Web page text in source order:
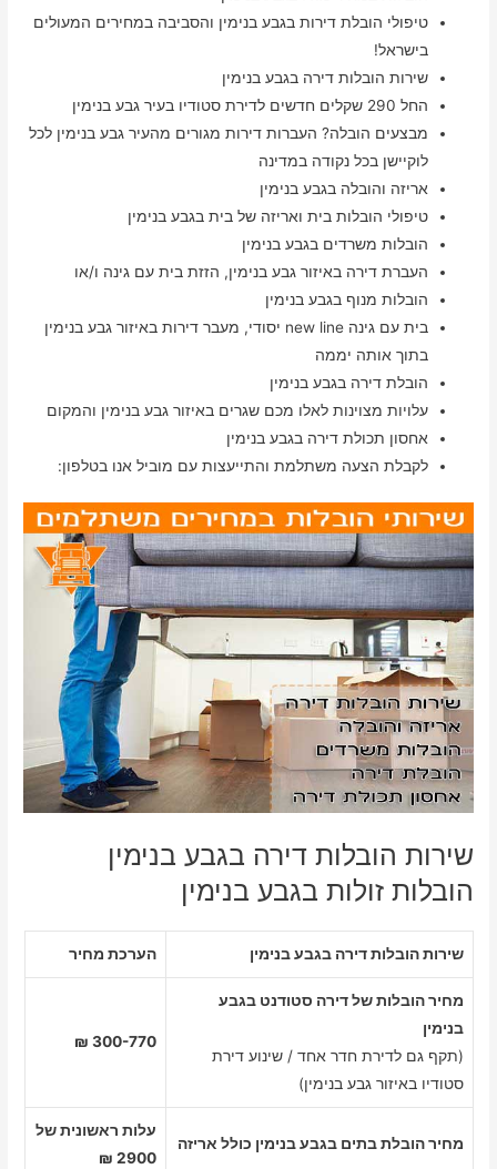
טיפולי הובלת דירות בגבע בנימין והסביבה במחירים המעולים
בישראל!
שירות הובלות דירה בגבע בנימין
החל 290 שקלים חדשים לדירת סטודיו בעיר גבע בנימין
מבצעים הובלה? העברות דירות מגורים מהעיר גבע בנימין לכל
לוקיישן בכל נקודה במדינה
אריזה והובלה בגבע בנימין
טיפולי הובלות בית ואריזה של בית בגבע בנימין
הובלות משרדים בגבע בנימין
העברת דירה באיזור גבע בנימין, הזזת בית עם גינה ו/או
הובלות מנוף בגבע בנימין
בית עם גינה new line יסודי, מעבר דירות באיזור גבע בנימין
בתוך אותה יממה
הובלת דירה בגבע בנימין
עלויות מצוינות לאלו מכם שגרים באיזור גבע בנימין והמקום
אחסון תכולת דירה בגבע בנימין
לקבלת הצעה משתלמת והתייעצות עם מוביל אנו בטלפון:
שירות הובלות דירה בגבע בנימין
הובלות זולות בגבע בנימין
שירות הובלות דירה בגבע בנימין הערכת מחיר
מחיר הובלות של דירה סטודנט בגבע
בנימין
(תקף גם לדירת חדר אחד / שינוע דירת
סטודיו באיזור גבע בנימין)
300-770 ₪
מחיר הובלת בתים בגבע בנימין כולל אריזה
עלות ראשונית של
2900 ₪